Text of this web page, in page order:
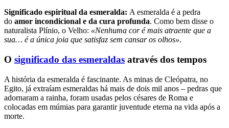
Significado espiritual da esmeralda: A esmeralda é a pedra
do amor incondicional e da cura profunda. Como bem disse o
naturalista Plínio, o Velho: «Nenhuma cor é mais atraente que a
sua… é a única joia que satisfaz sem cansar os olhos».
O significado das esmeraldas através dos tempos
A história da esmeralda é fascinante. As minas de Cleópatra, no
Egito, já extraíam esmeraldas há mais de dois mil anos – pedras que
adornaram a rainha, foram usadas pelos césares de Roma e
colocadas em múmias para garantir juventude eterna na vida após a
morte.